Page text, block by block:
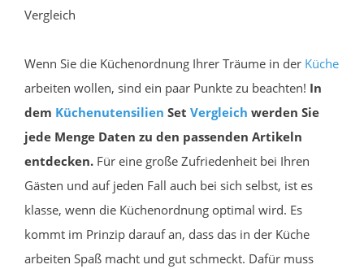
Vergleich
Wenn Sie die Küchenordnung Ihrer Träume in der Küche
arbeiten wollen, sind ein paar Punkte zu beachten! In
dem Küchenutensilien Set Vergleich werden Sie
jede Menge Daten zu den passenden Artikeln
entdecken. Für eine große Zufriedenheit bei Ihren
Gästen und auf jeden Fall auch bei sich selbst, ist es
klasse, wenn die Küchenordnung optimal wird. Es
kommt im Prinzip darauf an, dass das in der Küche
arbeiten Spaß macht und gut schmeckt. Dafür muss